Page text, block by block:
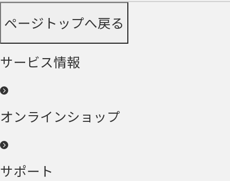
ページトップへ戻る
サービス情報
オンラインショップ
サポート